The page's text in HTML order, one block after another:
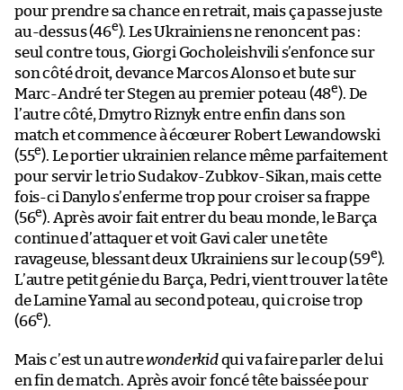
pour prendre sa chance en retrait, mais ça passe juste
au-dessus (46e). Les Ukrainiens ne renoncent pas :
seul contre tous, Giorgi Gocholeishvili s’enfonce sur
son côté droit, devance Marcos Alonso et bute sur
Marc-André ter Stegen au premier poteau (48e). De
l’autre côté, Dmytro Riznyk entre enfin dans son
match et commence à écœurer Robert Lewandowski
(55e). Le portier ukrainien relance même parfaitement
pour servir le trio Sudakov-Zubkov-Sikan, mais cette
fois-ci Danylo s’enferme trop pour croiser sa frappe
(56e). Après avoir fait entrer du beau monde, le Barça
continue d’attaquer et voit Gavi caler une tête
ravageuse, blessant deux Ukrainiens sur le coup (59e).
L’autre petit génie du Barça, Pedri, vient trouver la tête
de Lamine Yamal au second poteau, qui croise trop
(66e).
Mais c’est un autrewonderkidqui va faire parler de lui
en fin de match. Après avoir foncé tête baissée pour